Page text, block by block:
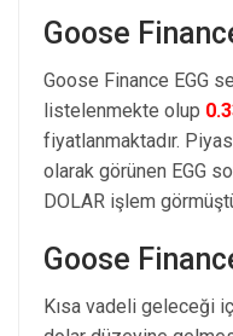
Goose
Goose Finance EGG
listelenmekte olup
fiyatlanmaktadır.
olarak görünen EGG
DOLAR işlem
Goose
Kısa vadeli geleceği